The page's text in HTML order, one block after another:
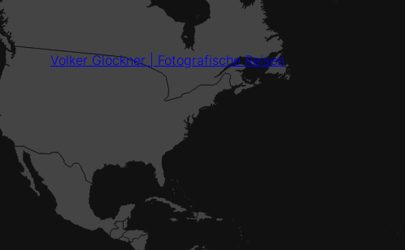
Volker Glöckner | Fotografische Reisen